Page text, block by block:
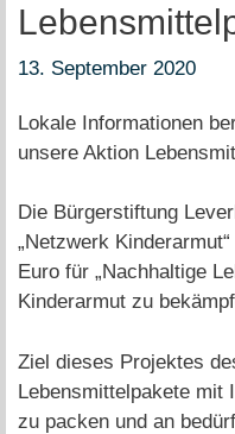
13. September 2020
Lokale Informationen
unsere Aktion
Die Bürgerstiftung
„Netzwerk
Euro für „Nachhaltige
Kinderarmut zu
Ziel dieses Projektes
Lebensmittelpakete mit
zu packen und an